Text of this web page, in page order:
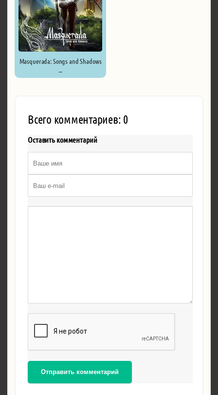
Masquerada: Songs and Shadows
...
Всего комментариев: 0
Оставить комментарий
Отправить комментарий